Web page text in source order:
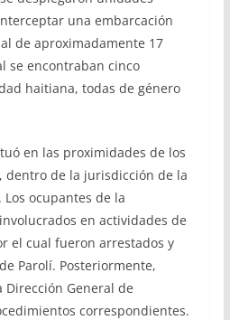
una embarcación
de aproximadamente 17
se encontraban cinco
haitiana, todas de género
en las proximidades de los
dentro de la jurisdicción de la
ocupantes de la
en actividades de
el cual fueron arrestados y
Parolí. Posteriormente,
General de
correspondientes.